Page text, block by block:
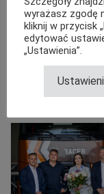
Europejski program
swoje testy na
kampanii testowej.
ocenę 4 gwiazdek z
wyrażasz zgodę
kliknij w przycisk
edytować
„Ustawienia”.